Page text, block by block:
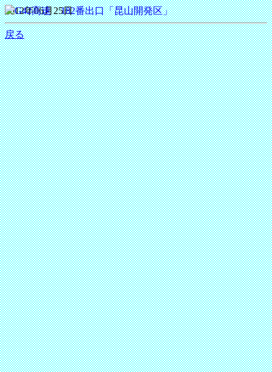
2012年06月25日
戻る